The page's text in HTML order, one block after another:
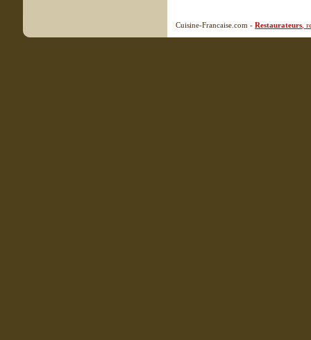
Cuisine-Francaise.com - Restaurateurs ,